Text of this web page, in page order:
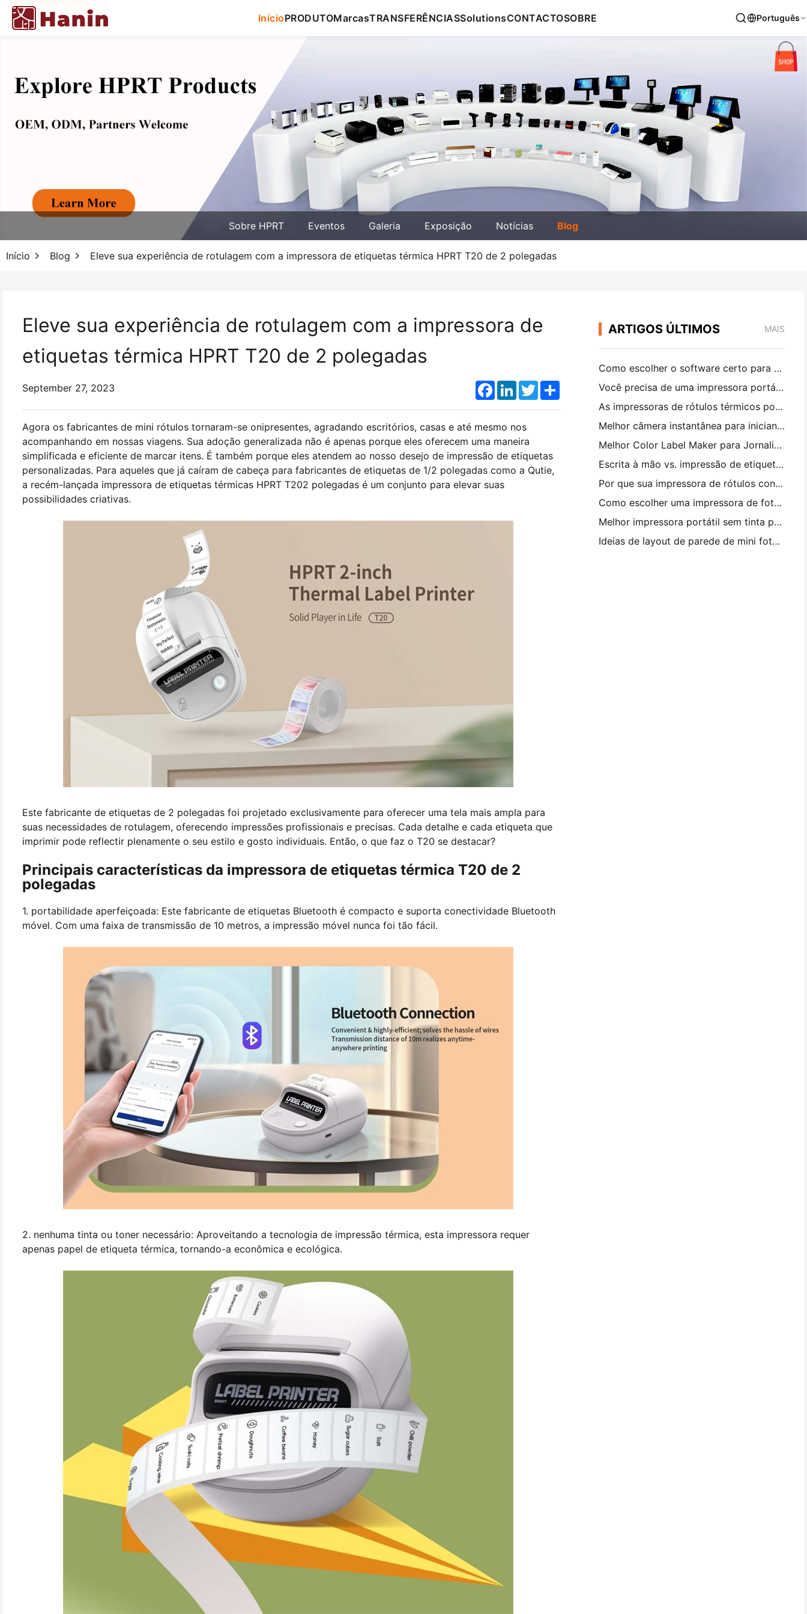
InícioPRODUTOMarcasTRANSFERÊNCIASSolutionsCONTACTOSOBRE Português
Sobre HPRT Eventos Galeria Exposição Notícias Blog
Início Blog Eleve sua experiência de rotulagem com a impressora de etiquetas térmica HPRT T20 de 2 polegadas
Eleve sua experiência de rotulagem com a impressora de
etiquetas térmica HPRT T20 de 2 polegadas
September 27, 2023 Facebook
LinkedInTwitterShare
Agora os fabricantes de mini rótulos tornaram-se onipresentes, agradando escritórios, casas e até mesmo nos
acompanhando em nossas viagens. Sua adoção generalizada não é apenas porque eles oferecem uma maneira
simplificada e eficiente de marcar itens. É também porque eles atendem ao nosso desejo de impressão de etiquetas
personalizadas. Para aqueles que já caíram de cabeça para fabricantes de etiquetas de 1/2 polegadas como a Qutie,
a recém-lançada impressora de etiquetas térmicas HPRT T202 polegadas é um conjunto para elevar suas
possibilidades criativas.
Este fabricante de etiquetas de 2 polegadas foi projetado exclusivamente para oferecer uma tela mais ampla para
suas necessidades de rotulagem, oferecendo impressões profissionais e precisas. Cada detalhe e cada etiqueta que
imprimir pode reflectir plenamente o seu estilo e gosto individuais. Então, o que faz o T20 se destacar?
Principais características da impressora de etiquetas térmica T20 de 2
polegadas
1. portabilidade aperfeiçoada: Este fabricante de etiquetas Bluetooth é compacto e suporta conectividade Bluetooth
móvel. Com uma faixa de transmissão de 10 metros, a impressão móvel nunca foi tão fácil.
2. nenhuma tinta ou toner necessário: Aproveitando a tecnologia de impressão térmica, esta impressora requer
apenas papel de etiqueta térmica, tornando-a econômica e ecológica.
ARTIGOS ÚLTIMOS MAIS
Como escolher o software certo para o seu restaurante pequeno ou médio
Você precisa de uma impressora portátil A4 para faturas de armazém? O que realmente funciona
As impressoras de rótulos térmicos podem fazer rótulos impermeáveis ​​para produtos de pequenas empresas?
Melhor câmera instantânea para iniciantes que não querem desperdiçar papel
Melhor Color Label Maker para Jornalismo e Scrapbooking: Adicione Mais Cor a Cada Página
Escrita à mão vs. impressão de etiquetas de transporte: dicas para pequenas empresas em 2026
Por que sua impressora de rótulos continua bloqueando?
Como escolher uma impressora de fotos de bolso: um guia completo para usuários de jornal, viagens e iPhone
Melhor impressora portátil sem tinta para viagens, escola e trabalho móvel: Hanin MT620 Pro Review
Ideias de layout de parede de mini foto e dicas para decoração de quarto e dormitório